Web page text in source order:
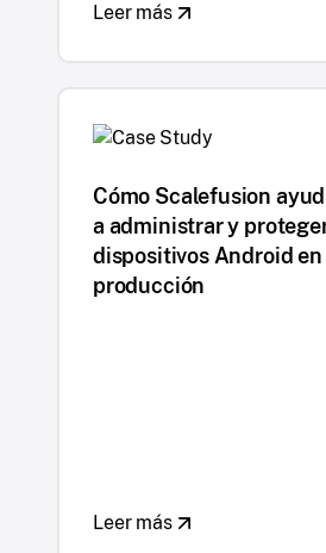
Leer más
Cómo Scalefusion
a administrar y
dispositivos Android
producción
Leer más